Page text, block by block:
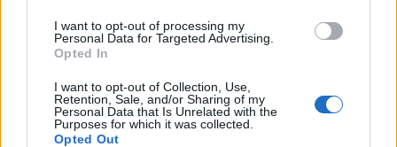
I want to opt-out of processing my
Personal Data for Targeted Advertising.
Opted In
I want to opt-out of Collection, Use,
Retention, Sale, and/or Sharing of my
Personal Data that Is Unrelated with the
Purposes for which it was collected.
Opted Out
MÁR ELŐFIZETŐNK VAGY?